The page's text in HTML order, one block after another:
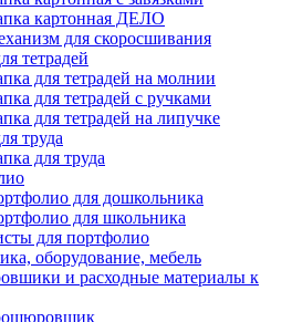
картонная ДЕЛО
для скоросшивания
тетрадей
для тетрадей на молнии
для тетрадей с ручками
для тетрадей на липучке
труда
для труда
для дошкольника
для школьника
для портфолио
оборудование, мебель
и расходные материалы к